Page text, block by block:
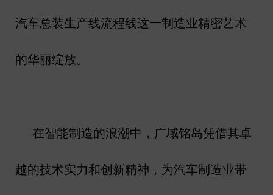
汽车总装生产线流程线这一制造业精密艺术
的华丽绽放。
在智能制造的浪潮中，广域铭岛凭借其卓
越的技术实力和创新精神，为汽车制造业带